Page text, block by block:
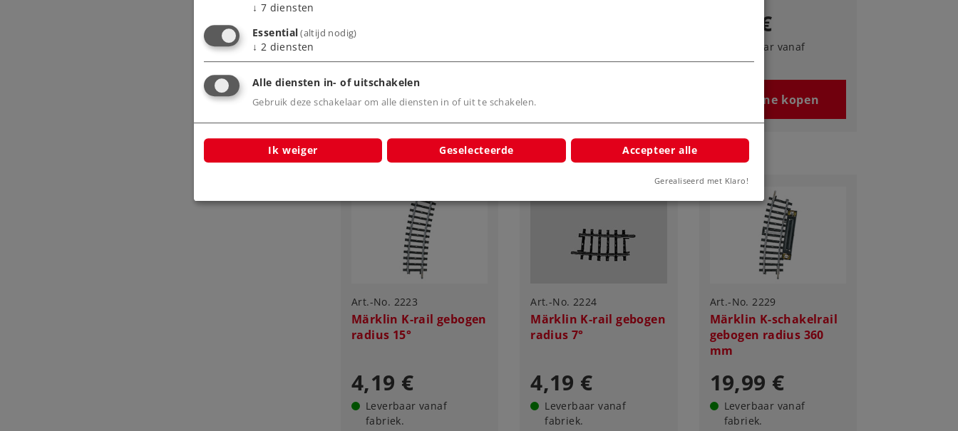
5,59 €
fabriek.
Online kopen
fabriek.
4,29 €
Leverbaar vanaf
fabriek.
Online kopen
Art.-No. 2223
Märklin K-rail gebogen
radius 15°
4,19 €
Leverbaar vanaf
fabriek.
Art.-No. 2224
Märklin K-rail gebogen
radius 7°
4,19 €
Leverbaar vanaf
fabriek.
Art.-No. 2229
Märklin K-schakelrail
gebogen radius 360
mm
19,99 €
Leverbaar vanaf
fabriek.
↓ 7 diensten
Essential(altijd nodig)
↓ 2 diensten
Alle diensten in- of uitschakelen
Gebruik deze schakelaar om alle diensten in of uit te schakelen.
Ik weiger Geselecteerde Accepteer alle
Gerealiseerd met Klaro!